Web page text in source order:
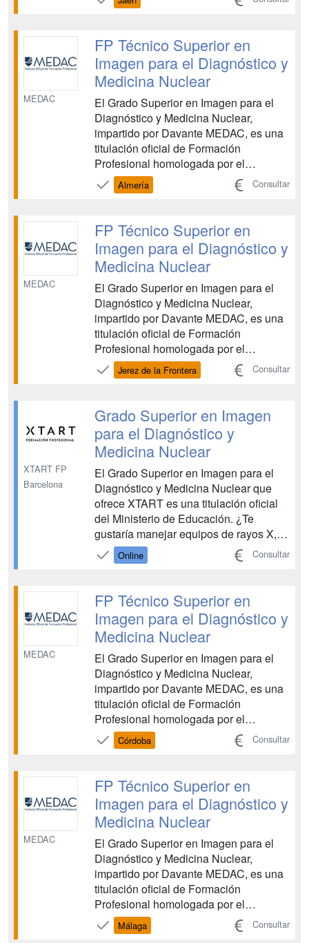
ámbito sanitario. Esta FP te capacita
mediante el manejo de distintos
equipos y aparatos, con el objetivo de
de...
MEDAC
FP Técnico Superior en
Imagen para el Diagnóstico y
Medicina Nuclear
El Grado Superior en Imagen para el
Diagnóstico y Medicina Nuclear,
impartido por Davante MEDAC, es una
titulación oficial de Formación
Profesional homologada por el
Ministerio de Educación, vinculada al
ámbito sanitario. Esta FP te capacita
mediante el manejo de distintos
equipos y aparatos, con el objetivo de
de...
Almería Consultar
MEDAC
FP Técnico Superior en
Imagen para el Diagnóstico y
Medicina Nuclear
El Grado Superior en Imagen para el
Diagnóstico y Medicina Nuclear,
impartido por Davante MEDAC, es una
titulación oficial de Formación
Profesional homologada por el
Ministerio de Educación, vinculada al
ámbito sanitario. Esta FP te capacita
mediante el manejo de distintos
equipos y aparatos, con el objetivo de
de...
Jerez de la Frontera Consultar
XTART FP
Barcelona
Grado Superior en Imagen
para el Diagnóstico y
Medicina Nuclear
El Grado Superior en Imagen para el
Diagnóstico y Medicina Nuclear que
ofrece XTART es una titulación oficial
del Ministerio de Educación. ¿Te
gustaría manejar equipos de rayos X,
de resonancia magnética y de medicina
nuclear? ¿Colaborar en la realización
registros gráficos del cuerpo humano?
Para ello necesit...
Online Consultar
MEDAC
FP Técnico Superior en
Imagen para el Diagnóstico y
Medicina Nuclear
El Grado Superior en Imagen para el
Diagnóstico y Medicina Nuclear,
impartido por Davante MEDAC, es una
titulación oficial de Formación
Profesional homologada por el
Ministerio de Educación, vinculada al
ámbito sanitario. Esta FP te capacita
mediante el manejo de distintos
equipos y aparatos, con el objetivo de
de...
Córdoba Consultar
MEDAC
FP Técnico Superior en
Imagen para el Diagnóstico y
Medicina Nuclear
El Grado Superior en Imagen para el
Diagnóstico y Medicina Nuclear,
impartido por Davante MEDAC, es una
titulación oficial de Formación
Profesional homologada por el
Ministerio de Educación, vinculada al
ámbito sanitario. Esta FP te capacita
Málaga Consultar